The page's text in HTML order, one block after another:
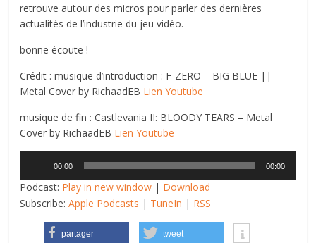
retrouve autour des micros pour parler des dernières
actualités de l’industrie du jeu vidéo.
bonne écoute !
Crédit : musique d’introduction : F-ZERO – BIG BLUE ||
Metal Cover by RichaadEB Lien Youtube
musique de fin : Castlevania II: BLOODY TEARS – Metal
Cover by RichaadEB Lien Youtube
audio
00:00 00:00
Podcast: Play in new window | Download
Subscribe:Apple Podcasts | TuneIn | RSS
partager tweet